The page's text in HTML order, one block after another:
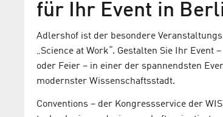
für Ihr Event in
Adlershof ist der besondere
„Science at Work“. Gestalten Sie Ihr Event
oder Feier – in einer der spannendsten
modernster Wissenschaftsstadt.
Conventions – der Kongressservice der